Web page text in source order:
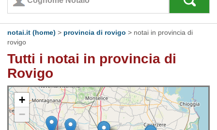
notai.it (home) > provincia di rovigo > notai in provincia di
rovigo
Tutti i notai in provincia di
Rovigo
+
−